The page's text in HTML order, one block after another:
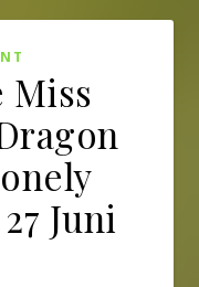
Miss
Juni